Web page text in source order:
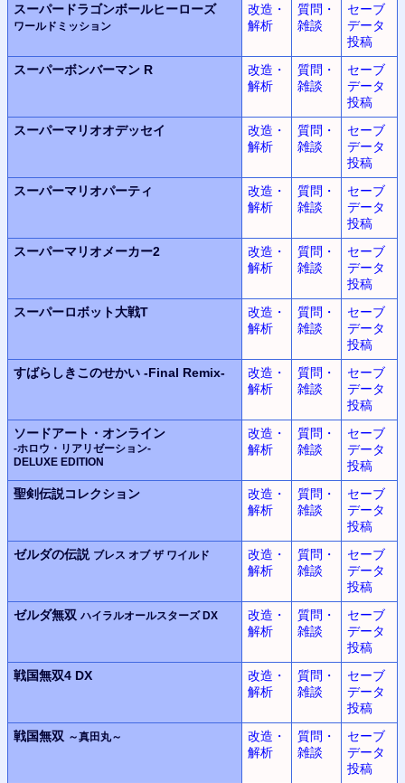
スーパードラゴンボールヒーローズ
ワールドミッション
改造・
解析
質問・
雑談
セーブ
データ
投稿
スーパーボンバーマン R
改造・
解析
質問・
雑談
セーブ
データ
投稿
スーパーマリオオデッセイ
改造・
解析
質問・
雑談
セーブ
データ
投稿
スーパーマリオパーティ
改造・
解析
質問・
雑談
セーブ
データ
投稿
スーパーマリオメーカー2
改造・
解析
質問・
雑談
セーブ
データ
投稿
スーパーロボット大戦T
改造・
解析
質問・
雑談
セーブ
データ
投稿
すばらしきこのせかい -Final Remix-
改造・
解析
質問・
雑談
セーブ
データ
投稿
ソードアート・オンライン
-ホロウ・リアリゼーション-
DELUXE EDITION
改造・
解析
質問・
雑談
セーブ
データ
投稿
聖剣伝説コレクション
改造・
解析
質問・
雑談
セーブ
データ
投稿
ゼルダの伝説 ブレス オブ ザ ワイルド
改造・
解析
質問・
雑談
セーブ
データ
投稿
ゼルダ無双 ハイラルオールスターズ DX
改造・
解析
質問・
雑談
セーブ
データ
投稿
戦国無双4 DX
改造・
解析
質問・
雑談
セーブ
データ
投稿
戦国無双 ～真田丸～
改造・
解析
質問・
雑談
セーブ
データ
投稿